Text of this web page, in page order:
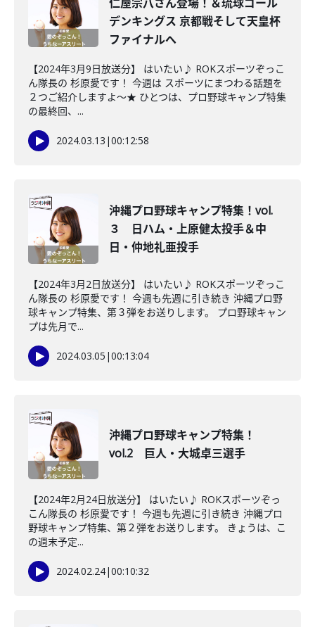
デンキングス 京都戦そして天皇杯
ファイナルへ
【2024年3月9日放送分】 はいたい♪ ROKスポーツぞっこ
ん隊長の 杉原愛です！ 今週は スポーツにまつわる話題を
２つご紹介しますよ～★ ひとつは、プロ野球キャンプ特集
の最終回、...
2024.03.13 |00:12:58
沖縄プロ野球キャンプ特集！vol.
３ 日ハム・上原健太投手＆中
日・仲地礼亜投手
【2024年3月2日放送分】 はいたい♪ ROKスポーツぞっこ
ん隊長の 杉原愛です！ 今週も先週に引き続き 沖縄プロ野
球キャンプ特集、第３弾をお送りします。 プロ野球キャン
プは先月で...
2024.03.05 |00:13:04
沖縄プロ野球キャンプ特集！
vol.2 巨人・大城卓三選手
【2024年2月24日放送分】 はいたい♪ ROKスポーツぞっ
こん隊長の 杉原愛です！ 今週も先週に引き続き 沖縄プロ
野球キャンプ特集、第２弾をお送りします。 きょうは、こ
の週末予定...
2024.02.24|00:10:32